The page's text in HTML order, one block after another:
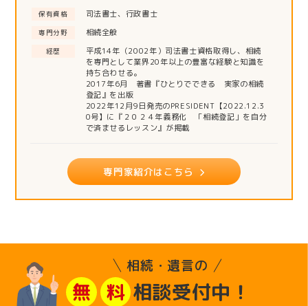
保有資格 司法書士、行政書士
専門分野 相続全般
経歴
平成14年（2002年）司法書士資格取得し、相続
を専門として業界20年以上の豊富な経験と知識を
持ち合わせる。
2017年6月 著書『ひとりでできる 実家の相続
登記』を出版
2022年12月9日発売のPRESIDENT【2022.12.3
0号】に『２０２４年義務化 「相続登記」を自分
で済ませるレッスン』が掲載
専門家紹介はこちら
相続・遺言の
無 料 相談受付中！